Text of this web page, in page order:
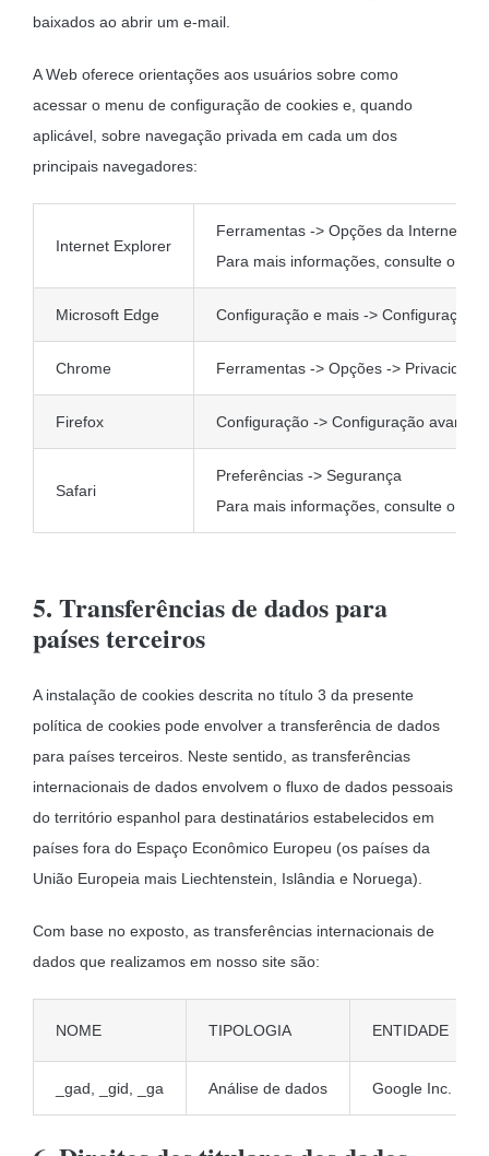
baixados ao abrir um e-mail.
A Web oferece orientações aos usuários sobre como
acessar o menu de configuração de cookies e, quando
aplicável, sobre navegação privada em cada um dos
principais navegadores:
Internet Explorer
Ferramentas -> Opções da Internet ->
Para mais informações, consulte o
Microsoft Edge Configuração e mais -> Configuração
Chrome Ferramentas -> Opções ->
Firefox Configuração -> Configuração
Safari
Preferências -> Segurança
Para mais informações, consulte o
5. Transferências de dados para
países terceiros
A instalação de cookies descrita no título 3 da presente
política de cookies pode envolver a transferência de dados
para países terceiros. Neste sentido, as transferências
internacionais de dados envolvem o fluxo de dados pessoais
do território espanhol para destinatários estabelecidos em
países fora do Espaço Econômico Europeu (os países da
União Europeia mais Liechtenstein, Islândia e Noruega).
Com base no exposto, as transferências internacionais de
dados que realizamos em nosso site são:
NOME TIPOLOGIA ENTIDADE
_gad, _gid, _ga Análise de dados Google Inc.